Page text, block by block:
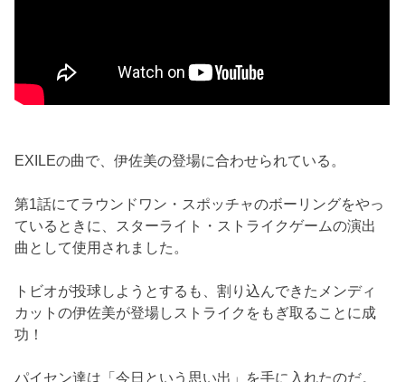
EXILEの曲で、伊佐美の登場に合わせられている。
第1話にてラウンドワン・スポッチャのボーリングをやっ
ているときに、スターライト・ストライクゲームの演出
曲として使用されました。
トビオが投球しようとするも、割り込んできたメンディ
カットの伊佐美が登場しストライクをもぎ取ることに成
功！
パイセン達は「今日という思い出」を手に入れたのだ。